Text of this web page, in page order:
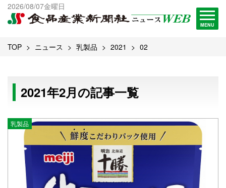
2026/08/07金曜日
MENU
出版物一覧へ
試読・購読申し込み
TOP ニュース 乳製品 2021 02
2021年2月の記事一覧
乳製品